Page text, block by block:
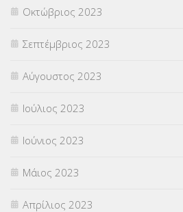
Οκτώβριος 2023
Σεπτέμβριος 2023
Αύγουστος 2023
Ιούλιος 2023
Ιούνιος 2023
Μάιος 2023
Απρίλιος 2023